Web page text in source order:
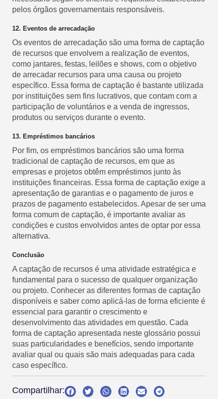
pelos órgãos governamentais responsáveis.
12. Eventos de arrecadação
Os eventos de arrecadação são uma forma de captação
de recursos que envolvem a realização de eventos,
como jantares, festas, leilões e shows, com o objetivo
de arrecadar recursos para uma causa ou projeto
específico. Essa forma de captação é bastante utilizada
por instituições sem fins lucrativos, que contam com a
participação de voluntários e a venda de ingressos,
produtos ou serviços durante o evento.
13. Empréstimos bancários
Por fim, os empréstimos bancários são uma forma
tradicional de captação de recursos, em que as
empresas e projetos obtêm empréstimos junto às
instituições financeiras. Essa forma de captação exige a
apresentação de garantias e o pagamento de juros e
prazos de pagamento estabelecidos. Apesar de ser uma
forma comum de captação, é importante avaliar as
condições e custos envolvidos antes de optar por essa
alternativa.
Conclusão
A captação de recursos é uma atividade estratégica e
fundamental para o sucesso de qualquer organização
ou projeto. Conhecer as diferentes formas de captação
disponíveis e saber como aplicá-las de forma eficiente é
essencial para garantir o crescimento e
desenvolvimento das atividades em questão. Cada
forma de captação apresentada neste glossário possui
suas particularidades e benefícios, sendo importante
avaliar qual ou quais são mais adequadas para cada
caso específico.
Compartilhar: